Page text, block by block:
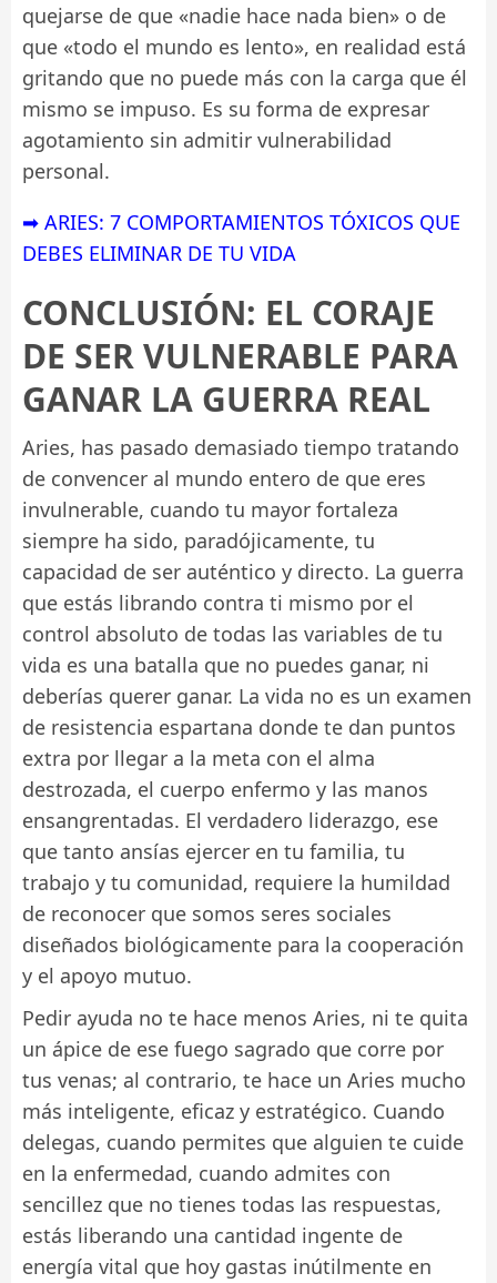
quejarse de que «nadie hace nada bien» o de
que «todo el mundo es lento», en realidad está
gritando que no puede más con la carga que él
mismo se impuso. Es su forma de expresar
agotamiento sin admitir vulnerabilidad
personal.
➡ ARIES: 7 COMPORTAMIENTOS TÓXICOS QUE
DEBES ELIMINAR DE TU VIDA
CONCLUSIÓN: EL CORAJE
DE SER VULNERABLE PARA
GANAR LA GUERRA REAL
Aries, has pasado demasiado tiempo tratando
de convencer al mundo entero de que eres
invulnerable, cuando tu mayor fortaleza
siempre ha sido, paradójicamente, tu
capacidad de ser auténtico y directo. La guerra
que estás librando contra ti mismo por el
control absoluto de todas las variables de tu
vida es una batalla que no puedes ganar, ni
deberías querer ganar. La vida no es un examen
de resistencia espartana donde te dan puntos
extra por llegar a la meta con el alma
destrozada, el cuerpo enfermo y las manos
ensangrentadas. El verdadero liderazgo, ese
que tanto ansías ejercer en tu familia, tu
trabajo y tu comunidad, requiere la humildad
de reconocer que somos seres sociales
diseñados biológicamente para la cooperación
y el apoyo mutuo.
Pedir ayuda no te hace menos Aries, ni te quita
un ápice de ese fuego sagrado que corre por
tus venas; al contrario, te hace un Aries mucho
más inteligente, eficaz y estratégico. Cuando
delegas, cuando permites que alguien te cuide
en la enfermedad, cuando admites con
sencillez que no tienes todas las respuestas,
estás liberando una cantidad ingente de
energía vital que hoy gastas inútilmente en